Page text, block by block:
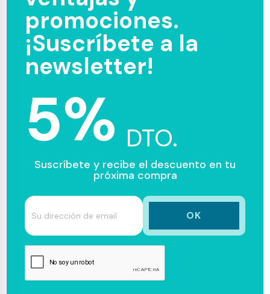
promociones.
¡Suscríbete a la
newsletter!
5% DTO.
Suscríbete y recibe el descuento en tu
próxima compra